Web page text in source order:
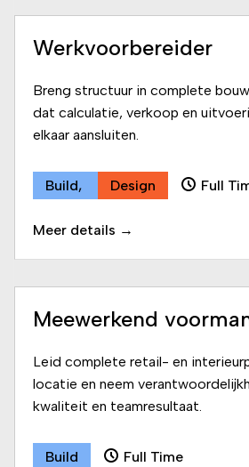
Werkvoorbereider
Breng structuur in complete
dat calculatie, verkoop en
elkaar aansluiten.
Build Design Full
Meer details
Meewerkend
Leid complete retail- en
locatie en neem
kwaliteit en teamresultaat.
Build Full Time